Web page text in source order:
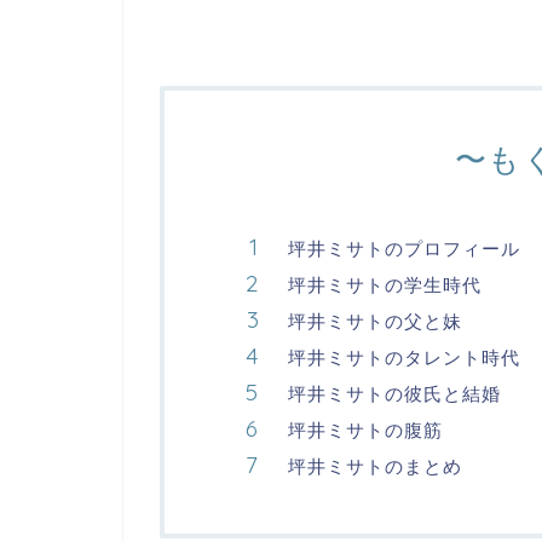
〜も
坪井ミサトのプロフィール
坪井ミサトの学生時代
坪井ミサトの父と妹
坪井ミサトのタレント時代
坪井ミサトの彼氏と結婚
坪井ミサトの腹筋
坪井ミサトのまとめ